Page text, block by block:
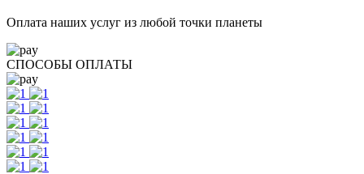
Оплата наших услуг из любой точки планеты
СПОСОБЫ ОПЛАТЫ